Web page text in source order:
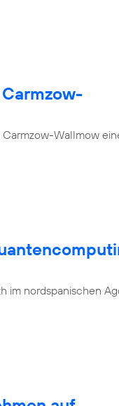
Wallmow
im nordspanischen